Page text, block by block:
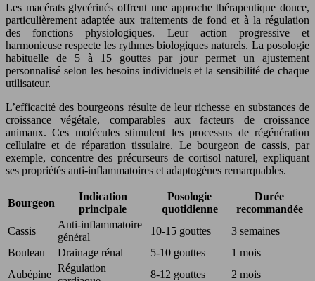
Les macérats glycérinés offrent une approche thérapeutique douce,
particulièrement adaptée aux traitements de fond et à la régulation
des fonctions physiologiques. Leur action progressive et
harmonieuse respecte les rythmes biologiques naturels. La posologie
habituelle de 5 à 15 gouttes par jour permet un ajustement
personnalisé selon les besoins individuels et la sensibilité de chaque
utilisateur.
L’efficacité des bourgeons résulte de leur richesse en substances de
croissance végétale, comparables aux facteurs de croissance
animaux. Ces molécules stimulent les processus de régénération
cellulaire et de réparation tissulaire. Le bourgeon de cassis, par
exemple, concentre des précurseurs de cortisol naturel, expliquant
ses propriétés anti-inflammatoires et adaptogènes remarquables.
Bourgeon
Indication
principale
Posologie
quotidienne
Durée
recommandée
Cassis
Anti-inflammatoire
général
10-15 gouttes
3 semaines
Bouleau
Drainage rénal 5-10 gouttes
1 mois
Aubépine
Régulation
8-12 gouttes 2 mois